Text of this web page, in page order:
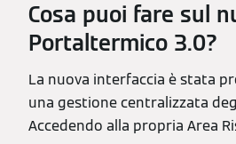
Cosa puoi fare sul
Portaltermico 3.0?
La nuova interfaccia è stata
una gestione centralizzata
Accedendo alla propria Area